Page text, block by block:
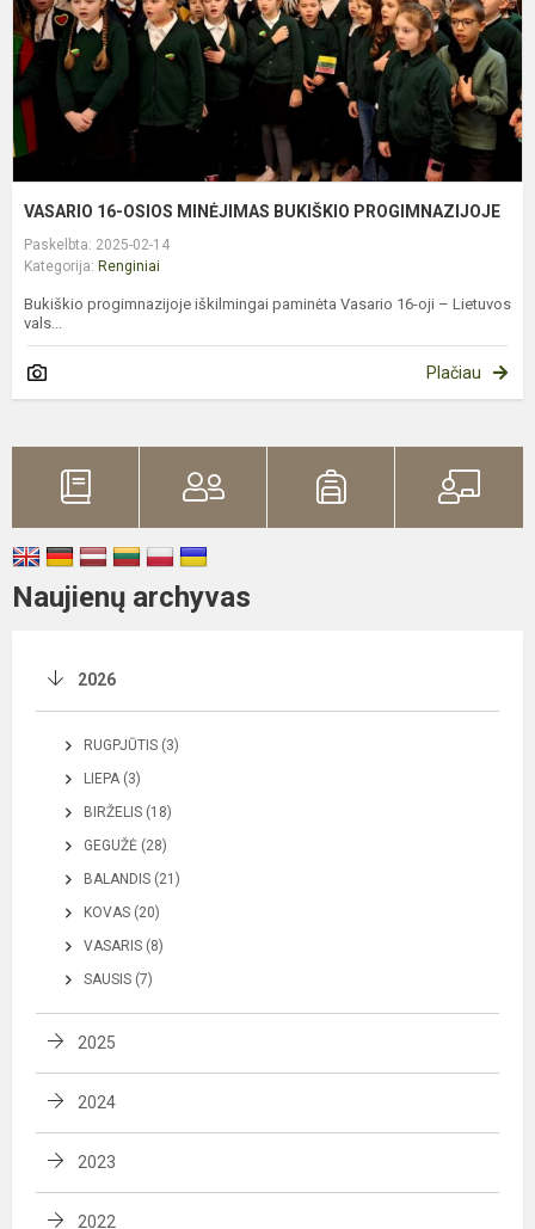
VASARIO 16-OSIOS MINĖJIMAS BUKIŠKIO PROGIMNAZIJOJE
Paskelbta: 2025-02-14
Kategorija: Renginiai
Bukiškio progimnazijoje iškilmingai paminėta Vasario 16-oji – Lietuvos
vals...
Plačiau
Naujienų archyvas
2026
RUGPJŪTIS (3)
LIEPA (3)
BIRŽELIS (18)
GEGUŽĖ (28)
BALANDIS (21)
KOVAS (20)
VASARIS (8)
SAUSIS (7)
2025
2024
2023
2022